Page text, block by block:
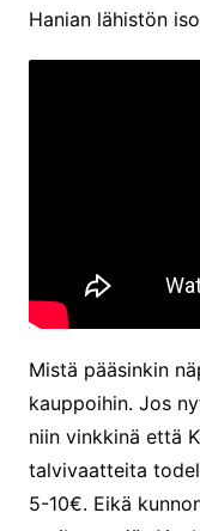
Hanian lähistön
Mistä pääsinkin
kauppoihin. Jos
niin vinkkinä että
talvivaatteita
5-10€. Eikä